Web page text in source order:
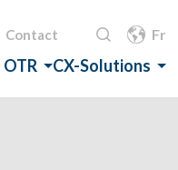
Contact Fr
CX-Solutions